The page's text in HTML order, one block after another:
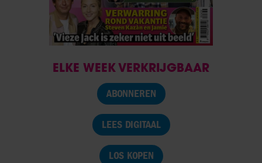
ELKE WEEK VERKRIJGBAAR
ABONNEREN
LEES DIGITAAL
LOS KOPEN